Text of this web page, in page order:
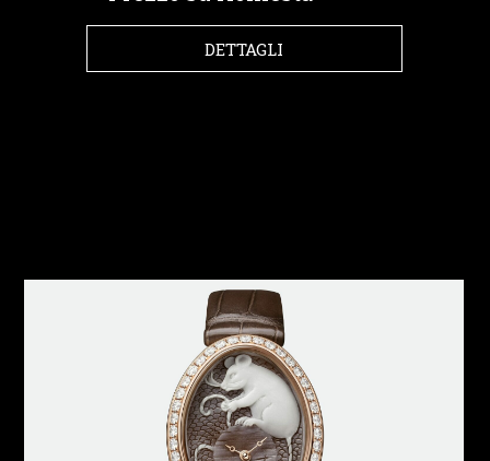
DETTAGLI